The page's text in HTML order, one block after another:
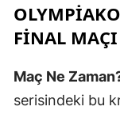
FINAL MAÇI
Maç Ne
serisindeki bu